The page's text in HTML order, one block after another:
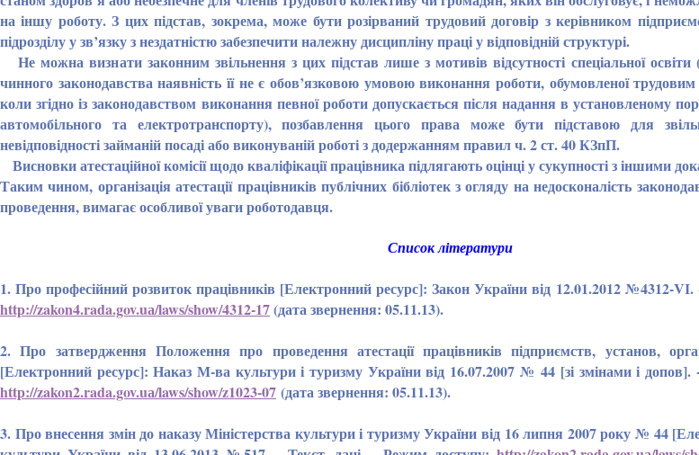
на іншу роботу. З цих підстав, зокрема, може бути розірваний трудовий договір з керівником
підрозділу у зв’язку з нездатністю забезпечити належну дисципліну праці у відповідній структурі.
Не можна визнати законним звільнення з цих підстав лише з мотивів відсутності спеціальної
чинного законодавства наявність її не є обов’язковою умовою виконання роботи, обумовленої
коли згідно із законодавством виконання певної роботи допускається після надання в установленому
автомобільного та електротранспорту), позбавлення цього права може бути підставою для
невідповідності займаній посаді або виконуваній роботі з додержанням правил ч. 2 ст. 40 КЗпП.
Висновки атестаційної комісії щодо кваліфікації працівника підлягають оцінці у сукупності з іншими
Таким чином, організація атестації працівників публічних бібліотек з огляду на недосконалість
проведення, вимагає особливої уваги роботодавця.
Список літератури
1. Про професійний розвиток працівників [Електронний ресурс]: Закон України від 12.01.2012 №4312-
httр://zakon4.rada.gov.uа/laws/show/4312-17(дата звернення: 05.11.13).
2. Про затвердження Положення про проведення атестації працівників підприємств, установ,
[Електронний ресурс]: Наказ М-ва культури і туризму України від 16.07.2007 № 44 [зі змінами і
httр://zakon2.rada.gov.uа/laws/show/z1023-07 (дата звернення: 05.11.13).
3. Про внесення змін до наказу Міністерства культури і туризму України від 16 липня 2007 року № 44